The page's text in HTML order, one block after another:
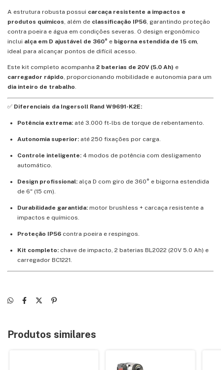
A estrutura robusta possui carcaça resistente a impactos e
produtos químicos, além de classificação IP56, garantindo proteção
contra poeira e água em condições severas. O design ergonômico
inclui alça em D ajustável de 360° e bigorna estendida de 15 cm,
ideal para alcançar pontos de difícil acesso.
Este kit completo acompanha 2 baterias de 20V (5.0 Ah) e
carregador rápido, proporcionando mobilidade e autonomia para um
dia inteiro de trabalho.
✅ Diferenciais da Ingersoll Rand W9691-K2E:
Potência extrema: até 3.000 ft-lbs de torque de rebentamento.
Autonomia superior: até 250 fixações por carga.
Controle inteligente: 4 modos de potência com desligamento
automático.
Design profissional: alça D com giro de 360° e bigorna estendida
de 6" (15 cm).
Durabilidade garantida: motor brushless + carcaça resistente a
impactos e químicos.
Proteção IP56 contra poeira e respingos.
Kit completo: chave de impacto, 2 baterias BL2022 (20V 5.0 Ah) e
carregador BC1221.
Produtos similares